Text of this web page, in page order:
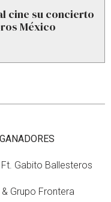
cine su concierto
México
Ft. Gabito Ballesteros
& Grupo Frontera